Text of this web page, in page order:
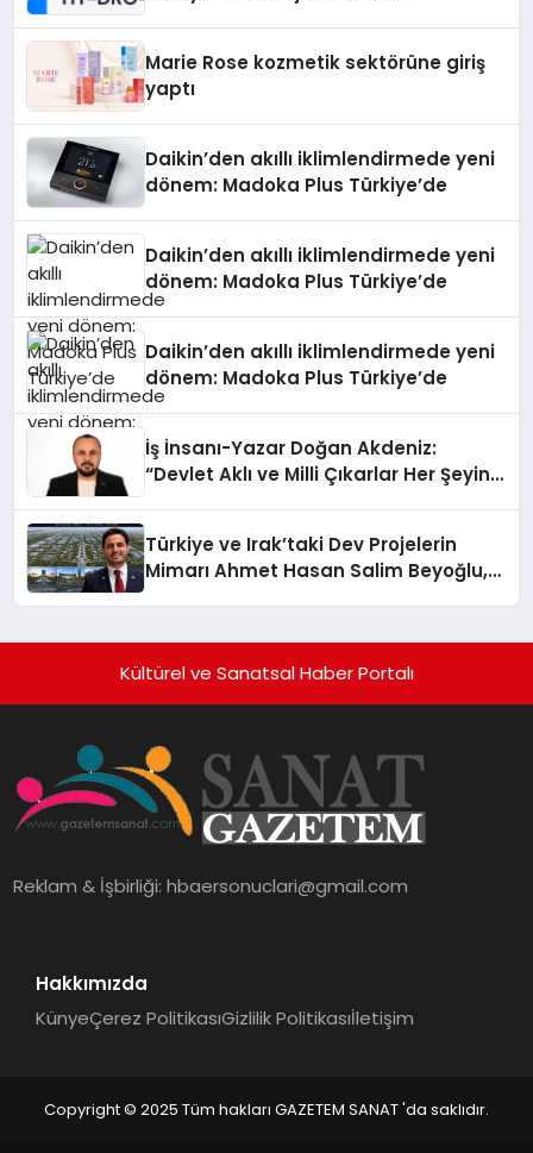
Marie Rose kozmetik sektörüne giriş
yaptı
Daikin’den akıllı iklimlendirmede yeni
dönem: Madoka Plus Türkiye’de
Daikin’den akıllı iklimlendirmede yeni
dönem: Madoka Plus Türkiye’de
Daikin’den akıllı iklimlendirmede yeni
dönem: Madoka Plus Türkiye’de
İş İnsanı-Yazar Doğan Akdeniz:
“Devlet Aklı ve Milli Çıkarlar Her Şeyin
Türkiye ve Irak’taki Dev Projelerin
Mimarı Ahmet Hasan Salim Beyoğlu,
Hayata Geçirecek
Kültürel ve Sanatsal Haber Portalı
Reklam & İşbirliği:hbaersonuclari@gmail.com
Hakkımızda
KünyeÇerez PolitikasıGizlilik Politikasıİletişim
Copyright © 2025 Tüm hakları GAZETEM SANAT 'da saklıdır.